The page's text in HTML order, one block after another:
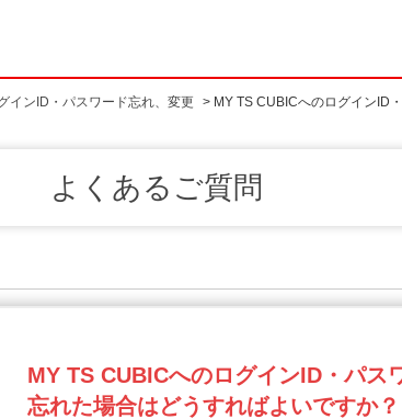
インID・パスワード忘れ、変更 > MY TS CUBICへのログインID
よくあるご質問
MY TS CUBICへのログインID・パス
忘れた場合はどうすればよいですか？